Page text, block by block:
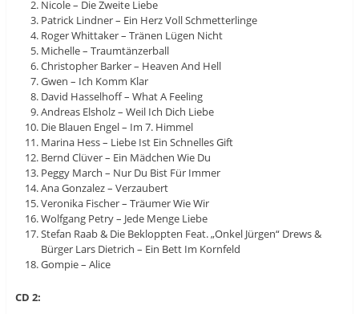
Nicole – Die Zweite Liebe
Patrick Lindner – Ein Herz Voll Schmetterlinge
Roger Whittaker – Tränen Lügen Nicht
Michelle – Traumtänzerball
Christopher Barker – Heaven And Hell
Gwen – Ich Komm Klar
David Hasselhoff – What A Feeling
Andreas Elsholz – Weil Ich Dich Liebe
Die Blauen Engel – Im 7. Himmel
Marina Hess – Liebe Ist Ein Schnelles Gift
Bernd Clüver – Ein Mädchen Wie Du
Peggy March – Nur Du Bist Für Immer
Ana Gonzalez – Verzaubert
Veronika Fischer – Träumer Wie Wir
Wolfgang Petry – Jede Menge Liebe
Stefan Raab & Die Bekloppten Feat. „Onkel Jürgen“ Drews &
Bürger Lars Dietrich – Ein Bett Im Kornfeld
Gompie – Alice
CD 2: